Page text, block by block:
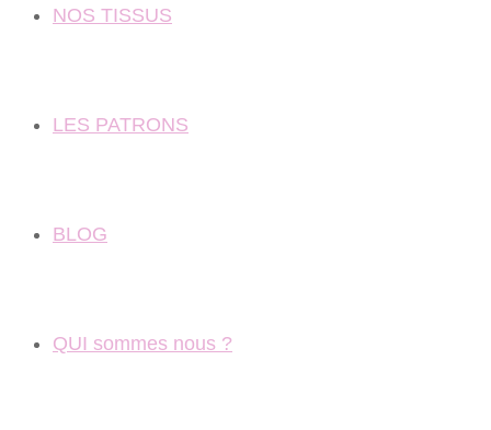
NOS TISSUS
LES PATRONS
BLOG
QUI sommes nous ?